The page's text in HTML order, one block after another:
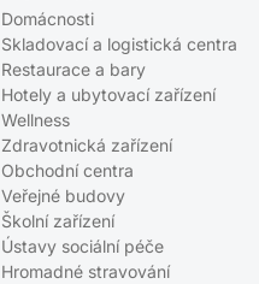
Domácnosti
Skladovací a logistická centra
Restaurace a bary
Hotely a ubytovací zařízení
Wellness
Zdravotnická zařízení
Obchodní centra
Veřejné budovy
Školní zařízení
Ústavy sociální péče
Hromadné stravování